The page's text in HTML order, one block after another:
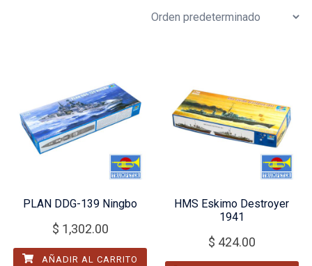
PLAN DDG-139 Ningbo
$ 1,302.00
AÑADIR AL CARRITO
HMS Eskimo Destroyer
1941
$ 424.00